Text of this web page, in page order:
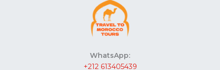
WhatsApp:
+212 613405439